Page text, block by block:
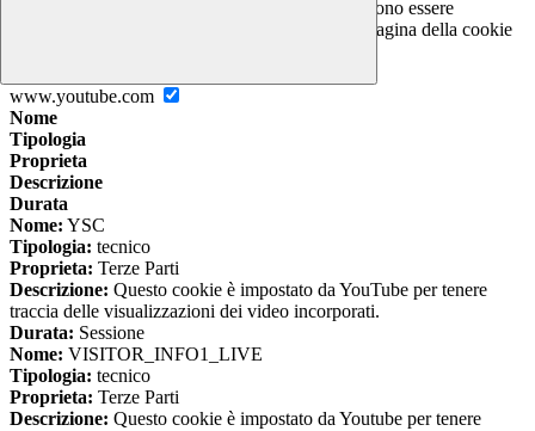
I cookie necessari per il funzionamento non possono essere
disabilitati. È possibile consultare l'elenco nella pagina della cookie
www.youtube.com
Nome
Tipologia
Proprieta
Descrizione
Durata
Nome: YSC
Tipologia: tecnico
Proprieta: Terze Parti
Descrizione: Questo cookie è impostato da YouTube per tenere
traccia delle visualizzazioni dei video incorporati.
Durata: Sessione
Nome: VISITOR_INFO1_LIVE
Tipologia: tecnico
Proprieta: Terze Parti
Descrizione: Questo cookie è impostato da Youtube per tenere